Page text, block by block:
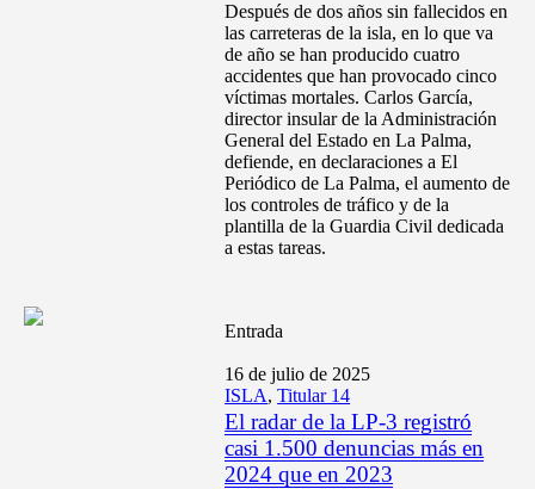
Después de dos años sin fallecidos en
las carreteras de la isla, en lo que va
de año se han producido cuatro
accidentes que han provocado cinco
víctimas mortales. Carlos García,
director insular de la Administración
General del Estado en La Palma,
defiende, en declaraciones a El
Periódico de La Palma, el aumento de
los controles de tráfico y de la
plantilla de la Guardia Civil dedicada
a estas tareas.
Entrada
16 de julio de 2025
ISLA,Titular 14
El radar de la LP-3 registró
casi 1.500 denuncias más en
2024 que en 2023